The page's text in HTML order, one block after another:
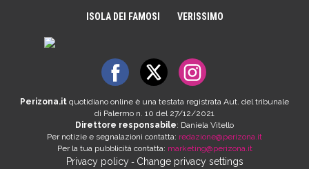
ISOLA DEI FAMOSI VERISSIMO
Perizona.it quotidiano online è una testata registrata Aut. del tribunale
di Palermo n. 10 del 27/12/2021
Direttore responsabile: Daniela Vitello
Per notizie e segnalazioni contatta: redazione@perizona.it
Per la tua pubblicità contatta: marketing@perizona.it
Privacy policy- Change privacy settings